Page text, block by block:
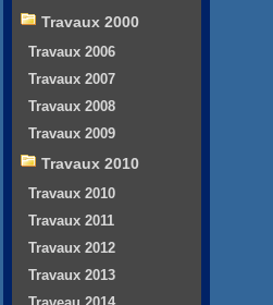
Travaux 2000
Travaux 2006
Travaux 2007
Travaux 2008
Travaux 2009
Travaux 2010
Travaux 2010
Travaux 2011
Travaux 2012
Travaux 2013